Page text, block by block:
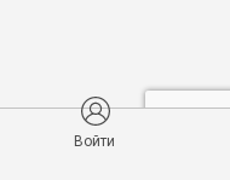
Войти